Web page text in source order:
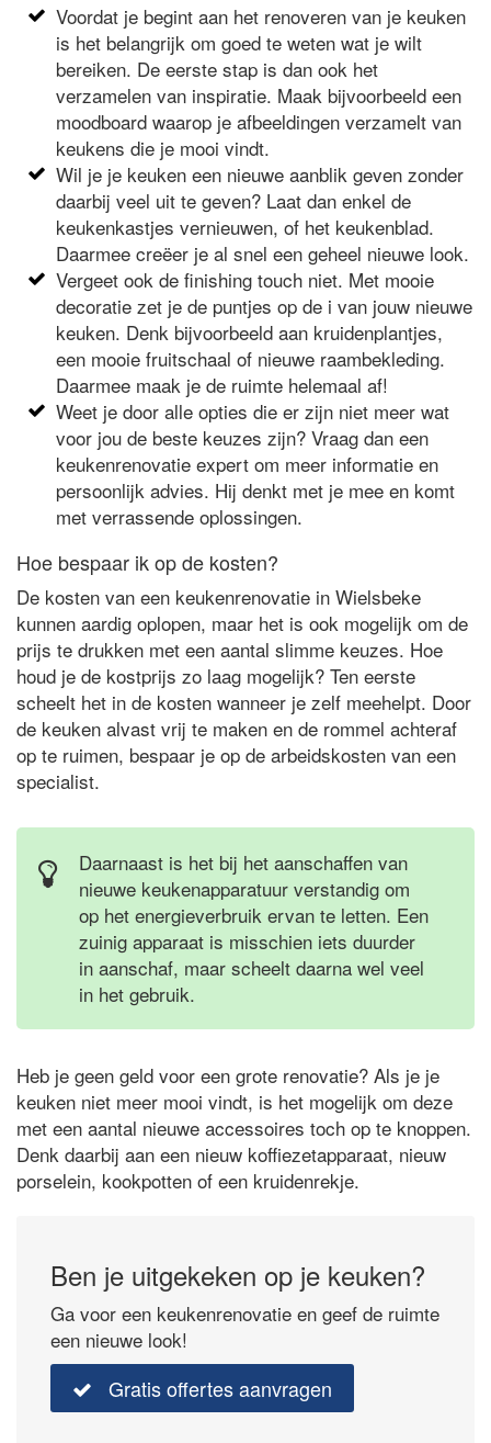
Voordat je begint aan het renoveren van je keuken
is het belangrijk om goed te weten wat je wilt
bereiken. De eerste stap is dan ook het
verzamelen van inspiratie. Maak bijvoorbeeld een
moodboard waarop je afbeeldingen verzamelt van
keukens die je mooi vindt.
Wil je je keuken een nieuwe aanblik geven zonder
daarbij veel uit te geven? Laat dan enkel de
keukenkastjes vernieuwen, of het keukenblad.
Daarmee creëer je al snel een geheel nieuwe look.
Vergeet ook de finishing touch niet. Met mooie
decoratie zet je de puntjes op de i van jouw nieuwe
keuken. Denk bijvoorbeeld aan kruidenplantjes,
een mooie fruitschaal of nieuwe raambekleding.
Daarmee maak je de ruimte helemaal af!
Weet je door alle opties die er zijn niet meer wat
voor jou de beste keuzes zijn? Vraag dan een
keukenrenovatie expert om meer informatie en
persoonlijk advies. Hij denkt met je mee en komt
met verrassende oplossingen.
Hoe bespaar ik op de kosten?
De kosten van een keukenrenovatie in Wielsbeke
kunnen aardig oplopen, maar het is ook mogelijk om de
prijs te drukken met een aantal slimme keuzes. Hoe
houd je de kostprijs zo laag mogelijk? Ten eerste
scheelt het in de kosten wanneer je zelf meehelpt. Door
de keuken alvast vrij te maken en de rommel achteraf
op te ruimen, bespaar je op de arbeidskosten van een
specialist.
Daarnaast is het bij het aanschaffen van
nieuwe keukenapparatuur verstandig om
op het energieverbruik ervan te letten. Een
zuinig apparaat is misschien iets duurder
in aanschaf, maar scheelt daarna wel veel
in het gebruik.
Heb je geen geld voor een grote renovatie? Als je je
keuken niet meer mooi vindt, is het mogelijk om deze
met een aantal nieuwe accessoires toch op te knoppen.
Denk daarbij aan een nieuw koffiezetapparaat, nieuw
porselein, kookpotten of een kruidenrekje.
Ben je uitgekeken op je keuken?
Ga voor een keukenrenovatie en geef de ruimte
een nieuwe look!
Gratis offertes aanvragen